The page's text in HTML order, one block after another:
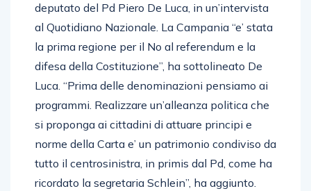
deputato del Pd Piero De Luca, in un’intervista
al Quotidiano Nazionale. La Campania “e’ stata
la prima regione per il No al referendum e la
difesa della Costituzione”, ha sottolineato De
Luca. “Prima delle denominazioni pensiamo ai
programmi. Realizzare un’alleanza politica che
si proponga ai cittadini di attuare principi e
norme della Carta e’ un patrimonio condiviso da
tutto il centrosinistra, in primis dal Pd, come ha
ricordato la segretaria Schlein”, ha aggiunto.